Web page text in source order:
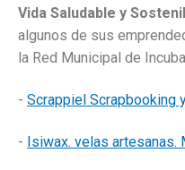
Vida Saludable y
algunos de sus
la Red Municipal de
- Scrappiel Scrapbooking
- Isiwax. velas artesanas.